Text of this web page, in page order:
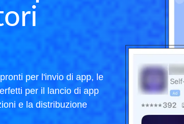
per l'invio di app, le
per il lancio di app
e la distribuzione